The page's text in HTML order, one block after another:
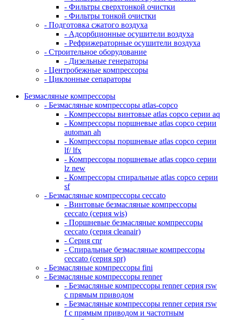
- Фильтры сверхтонкой очистки
- Фильтры тонкой очистки
- Подготовка сжатого воздуха
- Адсорбционные осушители воздуха
- Рефрижераторные осушители воздуха
- Строительное оборудование
- Дизельные генераторы
- Центробежные компрессоры
- Циклонные сепараторы
Безмасляные компрессоры
- Безмасляные компрессоры atlas-copco
- Компрессоры винтовые atlas copco серии aq
- Компрессоры поршневые atlas copco серии
automan ah
- Компрессоры поршневые atlas copco серии
lf/ lfx
- Компрессоры поршневые atlas copco серии
lz new
- Компрессоры спиральные atlas copco серии
sf
- Безмасляные компрессоры ceccato
- Винтовые безмасляные компрессоры
ceccato (серия wis)
- Поршневые безмасляные компрессоры
ceccato (серия cleanair)
- Серия cnr
- Спиральные безмасляные компрессоры
ceccato (серия spr)
- Безмасляные компрессоры fini
- Безмасляные компрессоры renner
- Безмасляные компрессоры renner серия rsw
с прямым приводом
- Безмасляные компрессоры renner серия rsw
f с прямым приводом и частотным